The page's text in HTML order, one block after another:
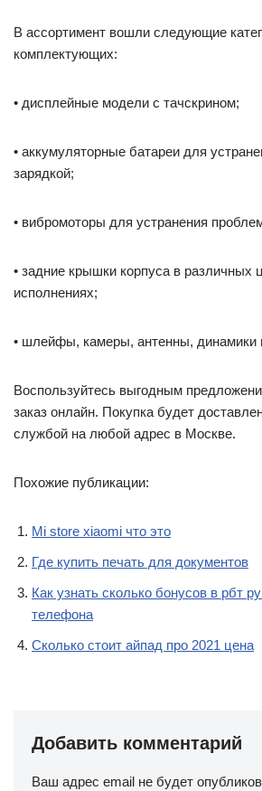
В ассортимент вошли следующие
комплектующих:
• дисплейные модели с тачскрином;
• аккумуляторные батареи для
зарядкой;
• вибромоторы для устранения
• задние крышки корпуса в различных
исполнениях;
• шлейфы, камеры, антенны, динамики
Воспользуйтесь выгодным
заказ онлайн. Покупка будет
службой на любой адрес в Москве.
Похожие публикации:
Mi store xiaomi что это
Где купить печать для документов
Как узнать сколько бонусов в рбт
телефона
Сколько стоит айпад про 2021 цена
Добавить комментарий
Ваш адрес email не будет